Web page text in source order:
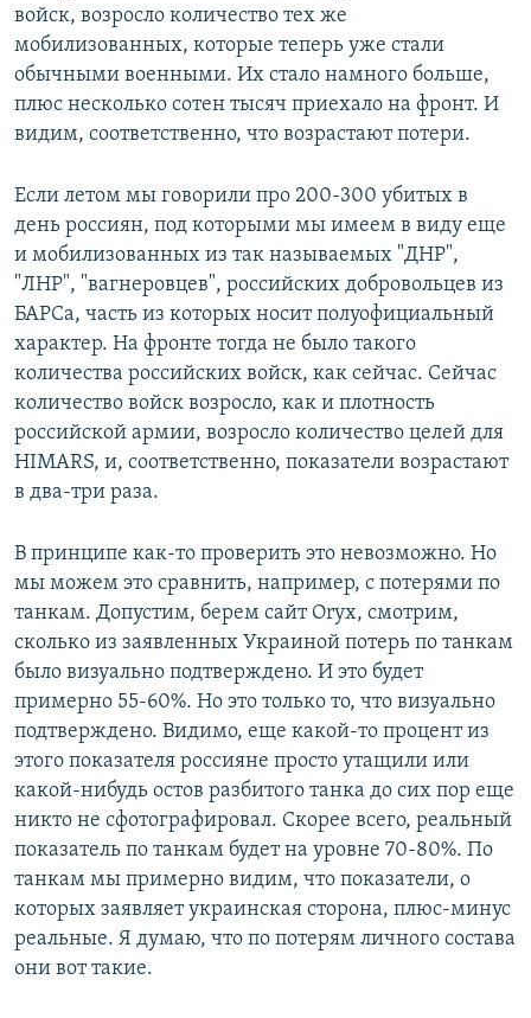
войск, возросло количество тех же
мобилизованных, которые теперь уже стали
обычными военными. Их стало намного больше,
плюс несколько сотен тысяч приехало на фронт. И
видим, соответственно, что возрастают потери.
Если летом мы говорили про 200-300 убитых в
день россиян, под которыми мы имеем в виду еще
и мобилизованных из так называемых "ДНР",
"ЛНР", "вагнеровцев", российских добровольцев из
БАРСа, часть из которых носит полуофициальный
характер. На фронте тогда не было такого
количества российских войск, как сейчас. Сейчас
количество войск возросло, как и плотность
российской армии, возросло количество целей для
HIMARS, и, соответственно, показатели возрастают
в два-три раза.
В принципе как-то проверить это невозможно. Но
мы можем это сравнить, например, с потерями по
танкам. Допустим, берем сайт Oryx, смотрим,
сколько из заявленных Украиной потерь по танкам
было визуально подтверждено. И это будет
примерно 55-60%. Но это только то, что визуально
подтверждено. Видимо, еще какой-то процент из
этого показателя россияне просто утащили или
какой-нибудь остов разбитого танка до сих пор еще
никто не сфотографировал. Скорее всего, реальный
показатель по танкам будет на уровне 70-80%. По
танкам мы примерно видим, что показатели, о
которых заявляет украинская сторона, плюс-минус
реальные. Я думаю, что по потерям личного состава
они вот такие.